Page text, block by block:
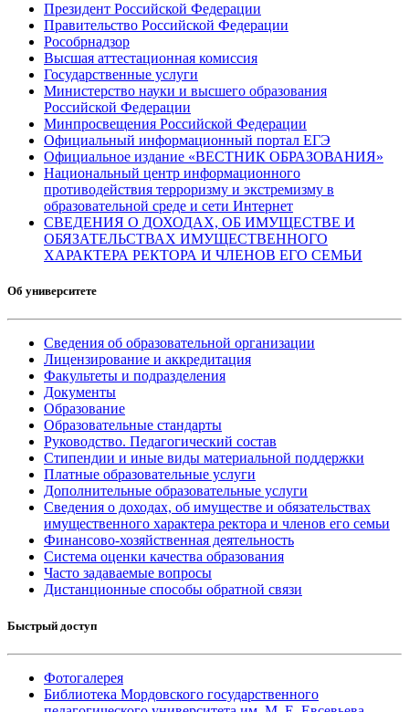
Президент Российской Федерации
Правительство Российской Федерации
Рособрнадзор
Высшая аттестационная комиссия
Государственные услуги
Министерство науки и высшего образования
Российской Федерации
Минпросвещения Российской Федерации
Официальный информационный портал ЕГЭ
Официальное издание «ВЕСТНИК ОБРАЗОВАНИЯ»
Национальный центр информационного
противодействия терроризму и экстремизму в
образовательной среде и сети Интернет
СВЕДЕНИЯ О ДОХОДАХ, ОБ ИМУЩЕСТВЕ И
ОБЯЗАТЕЛЬСТВАХ ИМУЩЕСТВЕННОГО
ХАРАКТЕРА РЕКТОРА И ЧЛЕНОВ ЕГО СЕМЬИ
Об университете
Сведения об образовательной организации
Лицензирование и аккредитация
Факультеты и подразделения
Документы
Образование
Образовательные стандарты
Руководство. Педагогический состав
Стипендии и иные виды материальной поддержки
Платные образовательные услуги
Дополнительные образовательные услуги
Сведения о доходах, об имуществе и обязательствах
имущественного характера ректора и членов его семьи
Финансово-хозяйственная деятельность
Система оценки качества образования
Часто задаваемые вопросы
Дистанционные способы обратной связи
Быстрый доступ
Фотогалерея
Библиотека Мордовского государственного